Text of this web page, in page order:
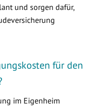
und sorgen dafür,
für den
im Eigenheim